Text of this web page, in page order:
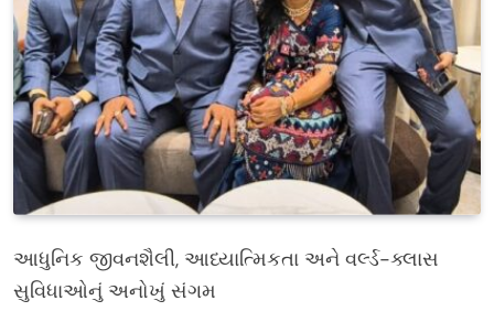
આધુનિક જીવનશૈલી, આધ્યાત્મિકતા અને વર્લ્ડ-ક્લાસ
સુવિધાઓનું અનોખું સંગમ